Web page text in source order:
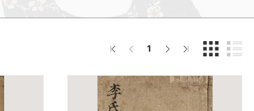
신진학자 초청 연구교류 사업
규장각-산기 연구비 지원 사업
기획연구
홍재 한국학 펠로십 프로그램
1